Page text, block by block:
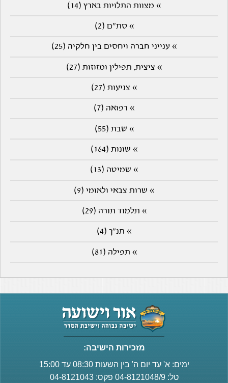
» מצוות התלויות בארץ (14)
» סת"ם (2)
» ענייני חברה ויחסים בין חלקיה (25)
» ציצית, תפילין ומזוזות (27)
» צניעות (27)
» רפואה (7)
» שבת (55)
» שונות (164)
» שמיטה (13)
» שרות צבאי ולאומי (9)
» תלמוד תורה (29)
» תנ"ך (4)
» תפילה (81)
מזכירות הישיבה:
ימים: א' עד יום ה' בין השעות 08:30 עד 15:00
טל: 04-8121048/9 פקס: 04-8121043